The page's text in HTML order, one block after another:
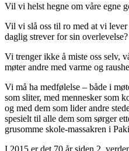
Vil vi helst hegne om våre egne
Vil vi slå oss til ro med at vi lever
daglig strever for sin overlevelse?
Vi trenger ikke å miste oss selv,
møter andre med varme og
Vi må ha medfølelse – både i
som sliter, med mennesker som
og med dem som lider andre
spesielt til alle dem som sørger
grusomme skole-massakren i
I 2015 er det 70 år siden 2.